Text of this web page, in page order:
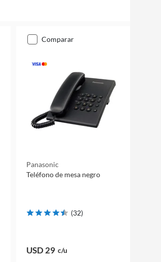
comparar
Panasonic
Teléfono de mesa negro
(32)
USD 29 c/u